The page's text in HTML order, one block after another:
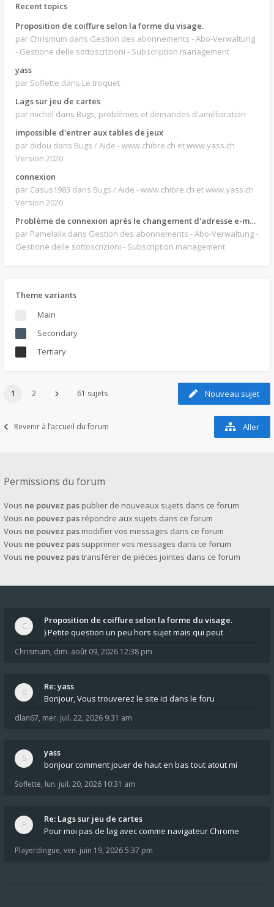
Recent topics
Proposition de coiffure selon la forme du visage.
par Chrismum dans Gestion des abonnements - Abo-Verwaltung
- Gestione delle sottoscrizioni - Subscription management
yass
par Soflette dans Le troquet
Lags sur jeu de cartes
par michel dans Bugs, problèmes et demandes d'amélioration
impossible d'entrer aux tables de jeux
par didou dans Bugs / Aide - www.chibre.ch et www.yass.ch
Version 2020
connexion
par Casus1983 dans Bugs / Aide - www.chibre.ch et www.yass.ch
Version 2020
Problème de connexion après le changement d'adresse e-mail.
par Pamelalix dans Gestion des abonnements - Abo-Verwaltung -
Gestione delle sottoscrizioni - Subscription management
Theme variants
Main
Secondary
Tertiary
Nouveau sujet
1 2 61 sujets
Revenir à l’accueil du forum Aller
Permissions du forum
Vous ne pouvez pas publier de nouveaux sujets dans ce forum
Vous ne pouvez pas répondre aux sujets dans ce forum
Vous ne pouvez pas modifier vos messages dans ce forum
Vous ne pouvez pas supprimer vos messages dans ce forum
Vous ne pouvez pastransférer de pièces jointes dans ce forum
Proposition de coiffure selon la forme du visage.
) Petite question un peu hors sujet mais qui peut
Chrismum, dim. août 09, 2026 12:38 pm
Re: yass
Bonjour, Vous trouverez le site ici dans le foru
dlan67, mer. juil. 22, 2026 9:31 am
yass
bonjour comment jouer de haut en bas tout atout mi
Soflette, lun. juil. 20, 2026 10:31 am
Re: Lags sur jeu de cartes
Pour moi pas de lag avec comme navigateur Chrome
Playerdingue, ven. juin 19, 2026 5:37 pm